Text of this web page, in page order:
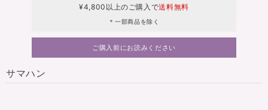
¥4,800以上のご購入で送料無料
＊一部商品を除く
ご購入前にお読みください
サマハン